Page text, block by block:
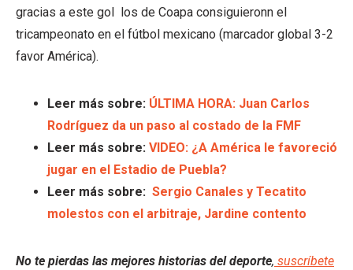
gracias a este gol los de Coapa consiguieronn el
tricampeonato en el fútbol mexicano (marcador global 3-2
favor América).
Leer más sobre: ÚLTIMA HORA: Juan Carlos
Rodríguez da un paso al costado de la FMF
Leer más sobre: VIDEO: ¿A América le favoreció
jugar en el Estadio de Puebla?
Leer más sobre: Sergio Canales y Tecatito
molestos con el arbitraje, Jardine contento
No te pierdas las mejores historias del deporte, suscríbete